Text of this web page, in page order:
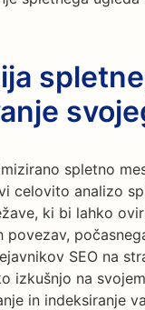
spletno
celovito analizo
ki bi lahko
povezav,
SEO na
izkušnjo na
in indeksiranje